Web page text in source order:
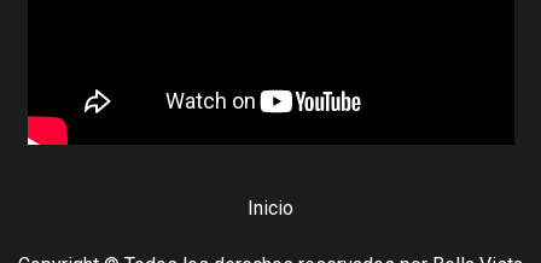
Inicio